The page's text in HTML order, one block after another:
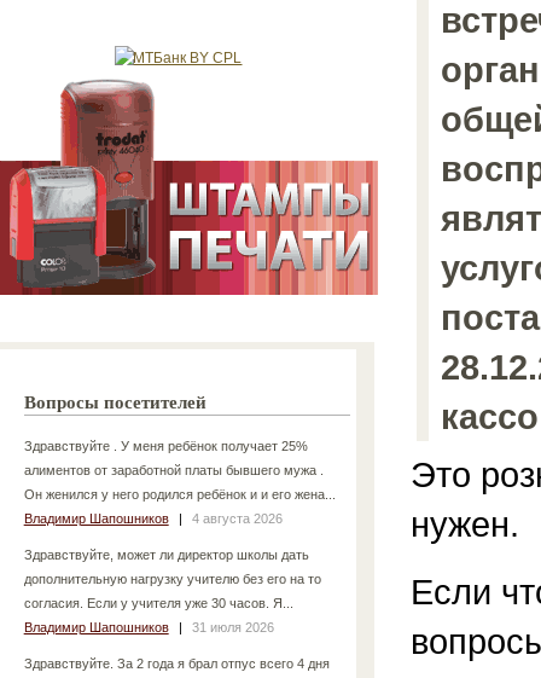
Вопросы посетителей
Здравствуйте . У меня ребёнок получает 25%
алиментов от заработной платы бывшего мужа .
Он женился у него родился ребёнок и и его жена...
Владимир Шапошников
| 4 августа 2026
Здравствуйте, может ли директор школы дать
дополнительную нагрузку учителю без его на то
согласия. Если у учителя уже 30 часов. Я...
Владимир Шапошников
| 31 июля 2026
Здравствуйте. За 2 года я брал отпус всего 4 дня
Это
нужен.
Если